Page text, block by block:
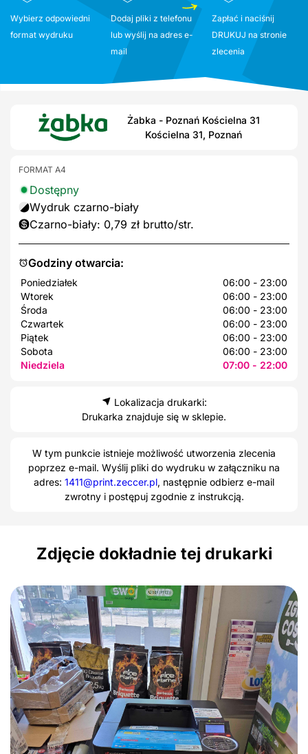
Wybierz odpowiedni
format wydruku
Dodaj pliki z telefonu
lub wyślij na adres e-
mail
Zapłać i naciśnij
DRUKUJ na stronie
zlecenia
Żabka - Poznań Kościelna 31
Kościelna 31, Poznań
Godziny otwarcia:
Poniedziałek
06:00 - 23:00
Wtorek
06:00 - 23:00
Środa
06:00 - 23:00
Czwartek
06:00 - 23:00
Piątek
06:00 - 23:00
Sobota
06:00 - 23:00
Niedziela
07:00 - 22:00
FORMAT A4
Dostępny
Wydruk czarno-biały
Czarno-biały: 0,79 zł brutto/str.
Lokalizacja drukarki:
Drukarka znajduje się w sklepie.
W tym punkcie istnieje możliwość utworzenia zlecenia
poprzez e-mail. Wyślij pliki do wydruku w załączniku na
adres: 1411@print.zeccer.pl, następnie odbierz e-mail
zwrotny i postępuj zgodnie z instrukcją.
Zdjęcie dokładnie tej drukarki